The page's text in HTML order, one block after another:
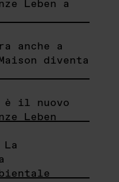
Leben a
anche a
diventa
è il nuovo
Leben